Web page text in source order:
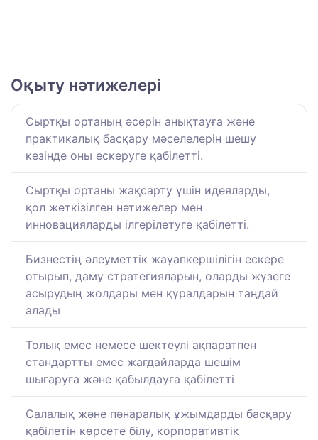
Оқыту нәтижелері
Сыртқы ортаның әсерін анықтауға және
практикалық басқару мәселелерін шешу
кезінде оны ескеруге қабілетті.
Сыртқы ортаны жақсарту үшін идеяларды,
қол жеткізілген нәтижелер мен
инновацияларды ілгерілетуге қабілетті.
Бизнестің әлеуметтік жауапкершілігін ескере
отырып, даму стратегияларын, оларды жүзеге
асырудың жолдары мен құралдарын таңдай
алады
Толық емес немесе шектеулі ақпаратпен
стандартты емес жағдайларда шешім
шығаруға және қабылдауға қабілетті
Салалық және пәнаралық ұжымдарды басқару
қабілетін көрсете білу, корпоративтік